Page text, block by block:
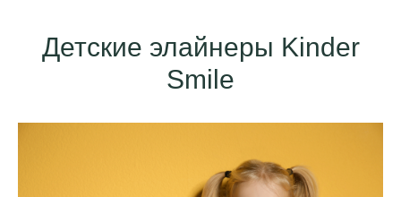
Детские элайнеры Kinder
Smile